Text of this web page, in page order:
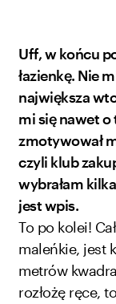
Uff, w końcu
łazienkę. Nie
największa
mi się nawet o
zmotywował
czyli klub
wybrałam
jest wpis.
To po kolei!
maleńkie, jest
metrów
rozłożę ręce,